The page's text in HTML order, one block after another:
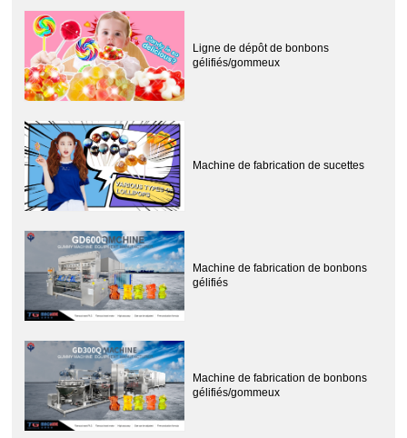
Ligne de dépôt de bonbons
gélifiés/gommeux
Machine de fabrication de sucettes
Machine de fabrication de bonbons
gélifiés
Machine de fabrication de bonbons
gélifiés/gommeux